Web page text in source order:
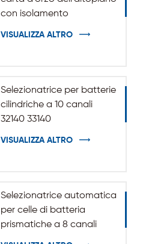
con isolamento
VISUALIZZA ALTRO
Selezionatrice per batterie
cilindriche a 10 canali
32140 33140
VISUALIZZA ALTRO
Selezionatrice automatica
per celle di batteria
prismatiche a 8 canali